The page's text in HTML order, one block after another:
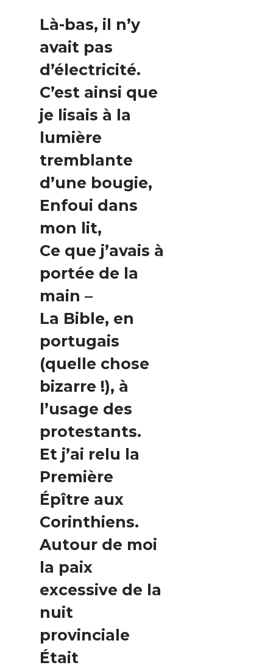
Là-bas, il n’y
avait pas
d’électricité.
C’est ainsi que
je lisais à la
lumière
tremblante
d’une bougie,
Enfoui dans
mon lit,
Ce que j’avais à
portée de la
main –
La Bible, en
portugais
(quelle chose
bizarre !), à
l’usage des
protestants.
Et j’ai relu la
Première
Épître aux
Corinthiens.
Autour de moi
la paix
excessive de la
nuit
provinciale
Était